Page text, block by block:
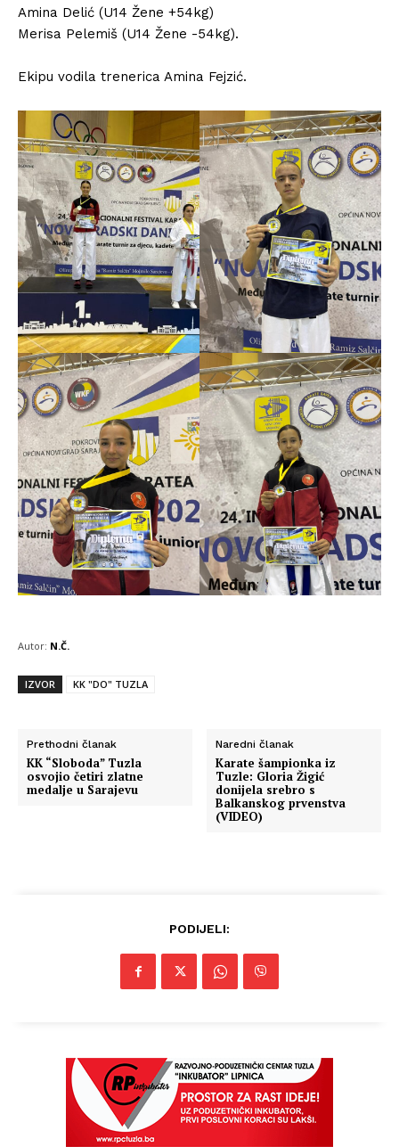
Amina Delić (U14 Žene +54kg)
Merisa Pelemiš (U14 Žene -54kg).
Ekipu vodila trenerica Amina Fejzić.
Autor: N.Č.
IZVOR KK "DO" TUZLA
Prethodni članak
KK “Sloboda” Tuzla
osvojio četiri zlatne
medalje u Sarajevu
Naredni članak
Karate šampionka iz
Tuzle: Gloria Žigić
donijela srebro s
Balkanskog prvenstva
(VIDEO)
PODIJELI: